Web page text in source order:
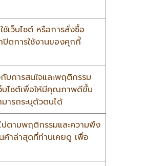
ช้เว็บไซต์ หรือการสั่งซื้อ
ปิดการใช้งานของคุกกี้
บการสนใจและพฤติกรรม
บไซต์เพื่อให้มีคุณภาพดีขึ้น
ารถระบุตัวตนได้
ปตามพฤติกรรมและความพึง
ค้าล่าสุดที่ท่านเคยดู เพื่อ